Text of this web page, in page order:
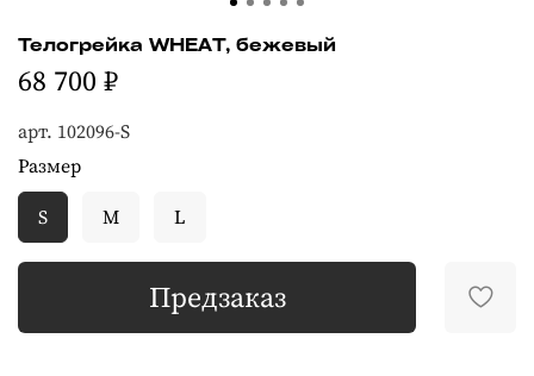
арт. 102096-S
Телогрейка WHEAT, бежевый
68 700 ₽
Предзаказ
Размер
S
M L